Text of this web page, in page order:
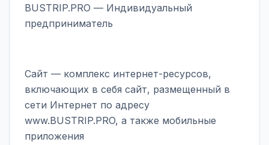
BUSTRIP.PRO — Индивидуальный
предприниматель
Сайт — комплекс интернет-ресурсов,
включающих в себя сайт, размещенный в
сети Интернет по адресу
www.BUSTRIP.PRO, а также мобильные
приложения